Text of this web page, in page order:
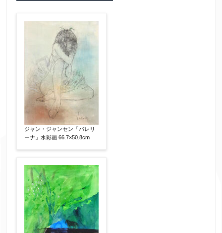
作品の作家名 【任意】
作品の画題 【任意】
作品の技法 【任意】
日本画
油彩画
素描
立体
その他
絵の画面サイズ 【任意】
体裁 【任意】
ジャン・ジャンセン「バレリ
ーナ」水彩画 66.7×50.8cm